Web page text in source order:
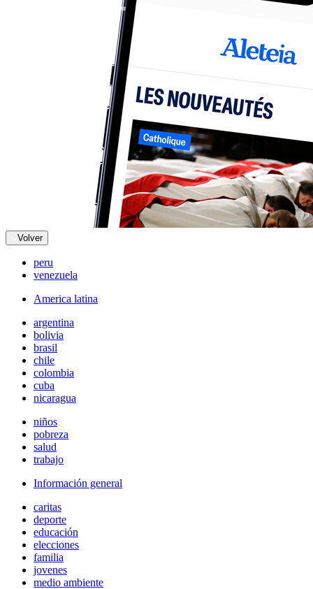
Volver
peru
venezuela
America latina
argentina
bolivia
brasil
chile
colombia
cuba
nicaragua
niños
pobreza
salud
trabajo
Información general
caritas
deporte
educación
elecciones
familia
jovenes
medio ambiente